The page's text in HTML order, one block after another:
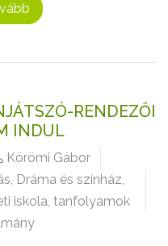
RENDEZŐI
INDUL
Körömi Gábor
, Dráma és színház,
iskola, tanfolyamok